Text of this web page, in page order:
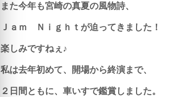
また今年も宮崎の真夏の風物詩、
Ｊａｍ Ｎｉｇｈｔが迫ってきました！
楽しみですねぇ♪
私は去年初めて、開場から終演まで、
２日間ともに、車いすで鑑賞しました。